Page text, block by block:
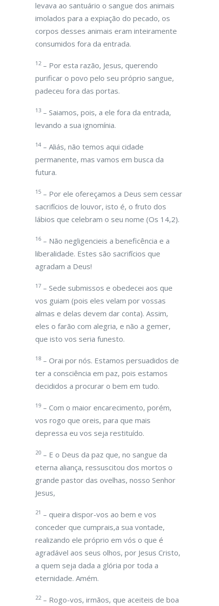
levava ao santuário o sangue dos animais
imolados para a expiação do pecado, os
corpos desses animais eram inteiramente
consumidos fora da entrada.
12– Por esta razão, Jesus, querendo
purificar o povo pelo seu próprio sangue,
padeceu fora das portas.
13 – Saiamos, pois, a ele fora da entrada,
levando a sua ignomínia.
14 – Aliás, não temos aqui cidade
permanente, mas vamos em busca da
futura.
15 – Por ele ofereçamos a Deus sem cessar
sacrifícios de louvor, isto é, o fruto dos
lábios que celebram o seu nome (Os 14,2).
16 – Não negligencieis a beneficência e a
liberalidade. Estes são sacrifícios que
agradam a Deus!
17 – Sede submissos e obedecei aos que
vos guiam (pois eles velam por vossas
almas e delas devem dar conta). Assim,
eles o farão com alegria, e não a gemer,
que isto vos seria funesto.
18 – Orai por nós. Estamos persuadidos de
ter a consciência em paz, pois estamos
decididos a procurar o bem em tudo.
19 – Com o maior encarecimento, porém,
vos rogo que oreis, para que mais
depressa eu vos seja restituído.
20 – E o Deus da paz que, no sangue da
eterna aliança, ressuscitou dos mortos o
grande pastor das ovelhas, nosso Senhor
Jesus,
21 – queira dispor-vos ao bem e vos
conceder que cumprais,a sua vontade,
realizando ele próprio em vós o que é
agradável aos seus olhos, por Jesus Cristo,
a quem seja dada a glória por toda a
eternidade. Amém.
22– Rogo-vos, irmãos, que aceiteis de boa